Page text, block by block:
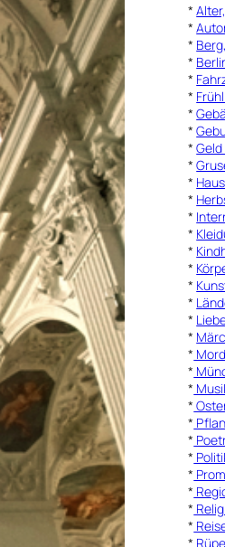
*
*
*
*
*
*
*
*
*
*
*
*
*
*
*
*
*
*
*
*
*
*
*
*
*
*
*
*
*
*
*
*